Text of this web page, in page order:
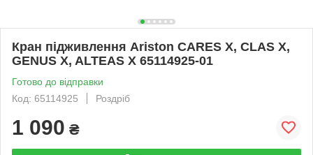
Кран підживлення Ariston CARES X, CLAS X,
GENUS X, ALTEAS X 65114925-01
Готово до відправки
Код: 65114925
Роздріб
1 090 ₴